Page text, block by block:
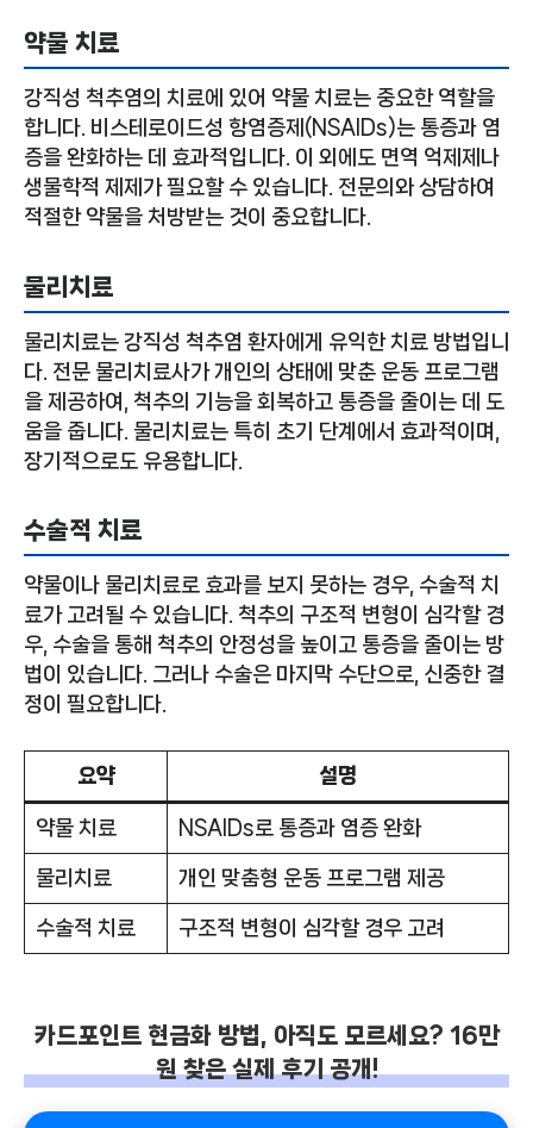
약물 치료
강직성 척추염의 치료에 있어 약물 치료는 중요한 역할을
합니다. 비스테로이드성 항염증제(NSAIDs)는 통증과 염
증을 완화하는 데 효과적입니다. 이 외에도 면역 억제제나
생물학적 제제가 필요할 수 있습니다. 전문의와 상담하여
적절한 약물을 처방받는 것이 중요합니다.
물리치료
물리치료는 강직성 척추염 환자에게 유익한 치료 방법입니
다. 전문 물리치료사가 개인의 상태에 맞춘 운동 프로그램
을 제공하여, 척추의 기능을 회복하고 통증을 줄이는 데 도
움을 줍니다. 물리치료는 특히 초기 단계에서 효과적이며,
장기적으로도 유용합니다.
수술적 치료
약물이나 물리치료로 효과를 보지 못하는 경우, 수술적 치
료가 고려될 수 있습니다. 척추의 구조적 변형이 심각할 경
우, 수술을 통해 척추의 안정성을 높이고 통증을 줄이는 방
법이 있습니다. 그러나 수술은 마지막 수단으로, 신중한 결
정이 필요합니다.
요약 설명
약물 치료 NSAIDs로 통증과 염증 완화
물리치료 개인 맞춤형 운동 프로그램 제공
수술적 치료 구조적 변형이 심각할 경우 고려
카드포인트 현금화 방법, 아직도 모르세요? 16만
원 찾은 실제 후기 공개!